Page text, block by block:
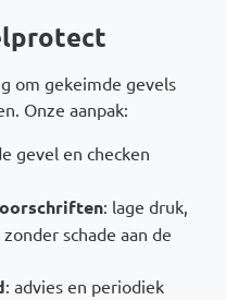
om gekeimde gevels
Onze aanpak:
gevel en checken
: lage druk,
schade aan de
: advies en periodiek